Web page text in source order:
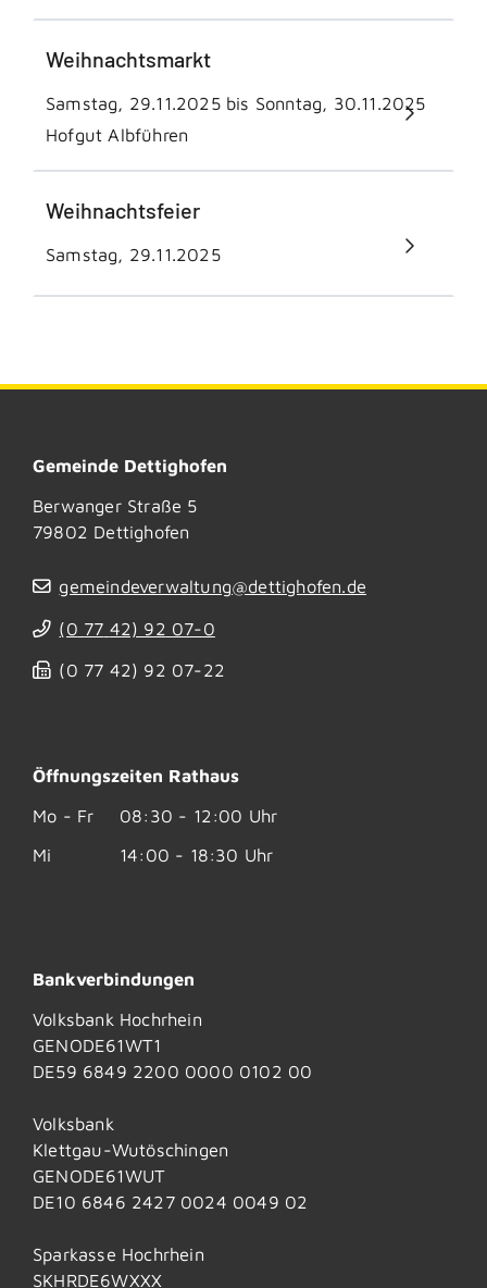
Weihnachtsmarkt
Samstag, 29.11.2025 bis Sonntag, 30.11.2025
Hofgut Albführen
Weihnachtsfeier
Samstag, 29.11.2025
Gemeinde Dettighofen
Berwanger Straße 5
79802 Dettighofen
gemeindeverwaltung@dettighofen.de
(0 77 42) 92 07-0
(0 77 42) 92 07-22
Öffnungszeiten Rathaus
Mo - Fr
08:30 - 12:00 Uhr
Mi
14:00 - 18:30 Uhr
Bankverbindungen
Volksbank Hochrhein
GENODE61WT1
DE59 6849 2200 0000 0102 00
Volksbank
Klettgau-Wutöschingen
GENODE61WUT
DE10 6846 2427 0024 0049 02
Sparkasse Hochrhein
SKHRDE6WXXX